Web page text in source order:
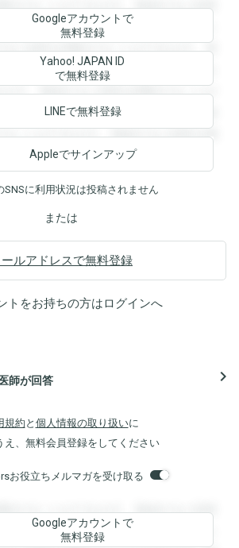
覧することができます。登録すると回答
きます。登録すると回答を閲覧すること
ると回答を閲覧することができます。登
することができます。登録すると回答を
ます。登録すると回答を閲覧することが
と回答を閲覧することができます。登録
ることができます。登録すると回答を閲
。
Googleアカウントで
無料登録
Yahoo! JAPAN ID
で無料登録
LINEで無料登録
Appleでサインアップ
に利用状況は投稿されません
または
ールアドレスで無料登録
トをお持ちの方はログインへ
師が回答 navigate_next
規約 と 個人情報の取り扱いに
え、無料会員登録をしてください
お役立ちメルマガを受け取る
覧することができます。登録すると回答
きます。登録すると回答を閲覧すること
Googleアカウントで
無料登録